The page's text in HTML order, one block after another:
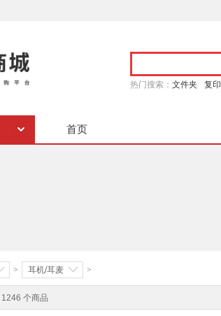
热门搜索： 文件夹 复
首页
> 耳机/耳麦 >
1246 个商品